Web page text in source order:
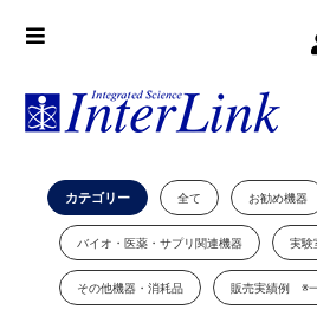
カテゴリー 全て お勧め機器
バイオ・医薬・サプリ関連機器 実験
その他機器・消耗品 販売実績例 ※